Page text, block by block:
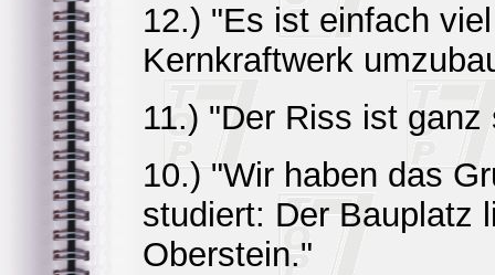
12.) "Es ist einfach
Kernkraftwerk
11.) "Der Riss ist
10.) "Wir haben das
studiert: Der Bauplatz
Oberstein."